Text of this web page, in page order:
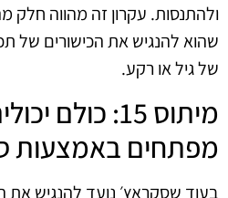
ולהתנסות. עקרון זה מהווה חלק
שהוא להנגיש את הכישורים של
של גיל או רקע.
מיתוס 15: כולם
מפתחים באמצעות
בעוד שסקראץ׳ נועד להנגיש את